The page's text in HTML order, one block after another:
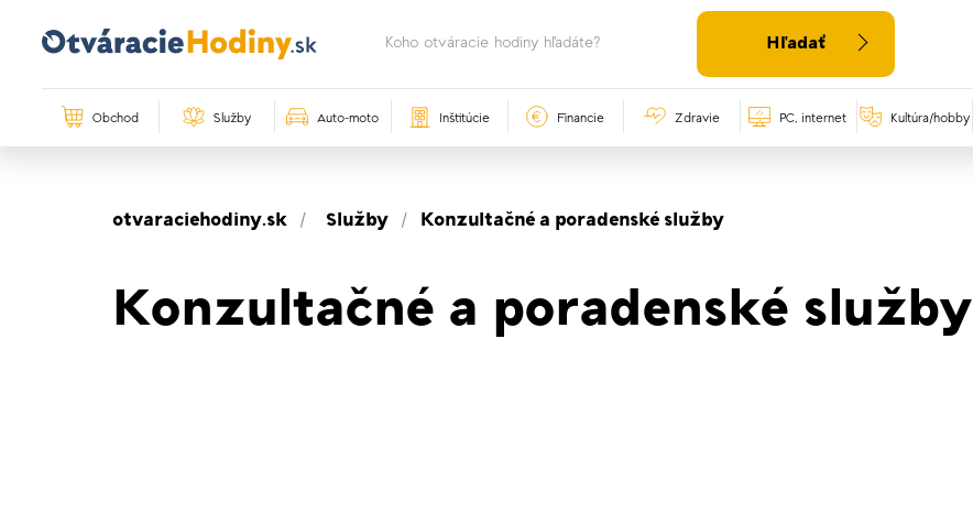
Hľadať
Obchod Služby Auto-moto Inštitúcie Financie Zdravie PC, internet Kultúra/hobby
otvaraciehodiny.sk Služby Konzultačné a poradenské služby
Konzultačné a poradenské služby